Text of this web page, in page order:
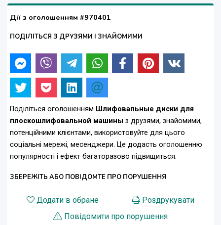
Дії з оголошенням #970401
ПОДІЛІТЬСЯ З ДРУЗЯМИ І ЗНАЙОМИМИ
Поділіться оголошенням Шлифовапьные диски для
плоскошлифовальной машины з друзями, знайомими,
потенційними клієнтами, використовуйте для цього
соціальні мережі, месенджери. Це додасть оголошенню
популярності і ефект багаторазово підвищиться.
ЗБЕРЕЖІТЬ АБО ПОВІДОМТЕ ПРО ПОРУШЕННЯ
Додати в обране
Роздрукувати
Повідомити про порушення